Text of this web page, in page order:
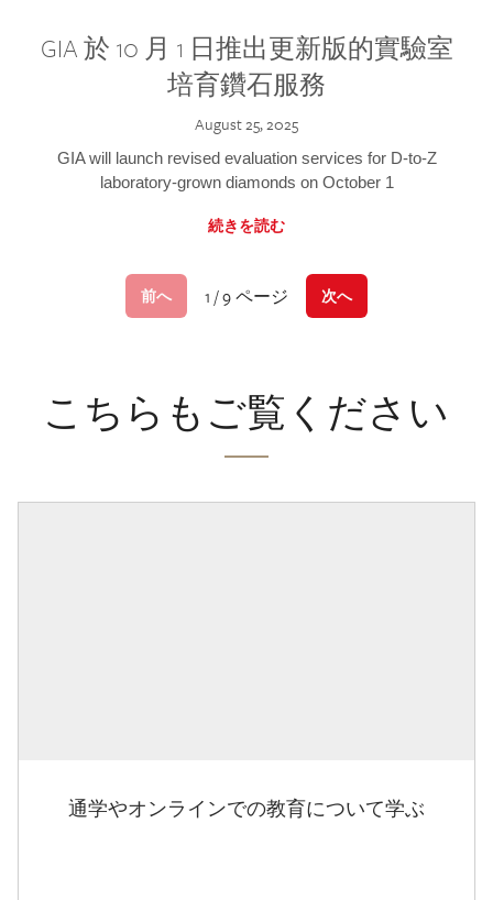
GIA 於 10 月 1 日推出更新版的實驗室
培育鑽石服務
August 25, 2025
GIA will launch revised evaluation services for D-to-Z
laboratory-grown diamonds on October 1
続きを読む
前へ 1 / 9 ページ 次へ
こちらもご覧ください
通学やオンラインでの教育について学ぶ